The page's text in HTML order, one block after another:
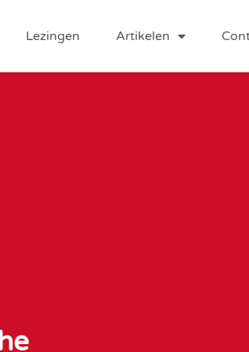
Lezingen Artikelen